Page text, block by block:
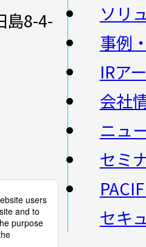
島8-4-
ソリ
事例
IRア
会社
ニュ
セミ
セキ